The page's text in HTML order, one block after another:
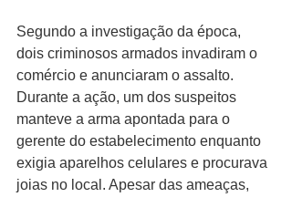
Segundo a investigação da época,
dois criminosos armados invadiram o
comércio e anunciaram o assalto.
Durante a ação, um dos suspeitos
manteve a arma apontada para o
gerente do estabelecimento enquanto
exigia aparelhos celulares e procurava
joias no local. Apesar das ameaças,